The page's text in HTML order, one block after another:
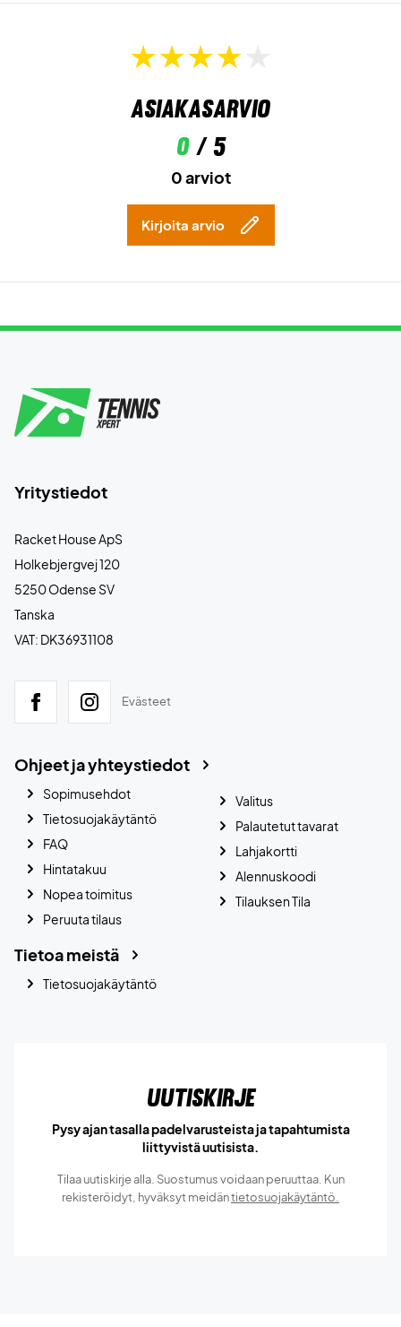
Asiakasarvio
0/ 5
0 arviot
Kirjoita arvio
Yritystiedot
Racket House ApS
Holkebjergvej 120
5250 Odense SV
Tanska
VAT: DK36931108
Evästeet
Ohjeet ja yhteystiedot
Sopimusehdot
Tietosuojakäytäntö
FAQ
Hintatakuu
Nopea toimitus
Peruuta tilaus
Valitus
Palautetut tavarat
Lahjakortti
Alennuskoodi
Tilauksen Tila
Tietoa meistä
Tietosuojakäytäntö
Uutiskirje
Pysy ajan tasalla padelvarusteista ja tapahtumista
liittyvistä uutisista.
Tilaa uutiskirje alla. Suostumus voidaan peruuttaa. Kun
rekisteröidyt, hyväksyt meidäntietosuojakäytäntö.